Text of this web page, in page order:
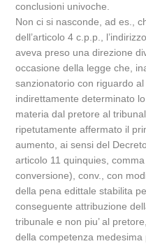
conclusioni univoche.
Non ci si nasconde, ad es.,
dell’articolo 4 c.p.p.,
aveva preso una direzione
occasione della legge che,
sanzionatorio con riguardo
indirettamente determinato
materia dal pretore al
ripetutamente affermato il
aumento, ai sensi del
articolo 11 quinquies,
conversione), conv., con
della pena edittale stabilita
conseguente attribuzione
tribunale e non piu’ al
della competenza